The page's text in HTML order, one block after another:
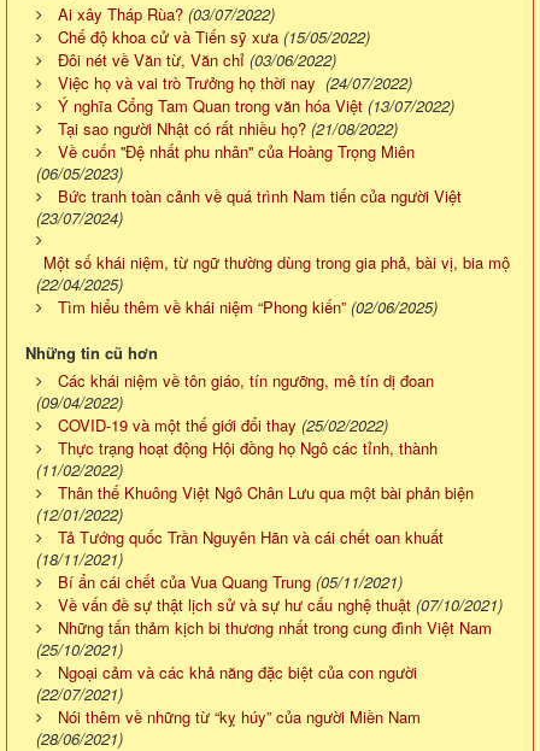
Ai xây Tháp Rùa? (03/07/2022)
Chế độ khoa cử và Tiến sỹ xưa (15/05/2022)
Đôi nét về Văn từ, Văn chỉ (03/06/2022)
Việc họ và vai trò Trưởng họ thời nay (24/07/2022)
Ý nghĩa Cổng Tam Quan trong văn hóa Việt (13/07/2022)
Tại sao người Nhật có rất nhiều họ? (21/08/2022)
Về cuốn ''Đệ nhất phu nhân'' của Hoàng Trọng Miên
(06/05/2023)
Bức tranh toàn cảnh về quá trình Nam tiến của người Việt
(23/07/2024)
Một số khái niệm, từ ngữ thường dùng trong gia phả, bài vị, bia mộ
(22/04/2025)
Tìm hiểu thêm về khái niệm “Phong kiến” (02/06/2025)
Những tin cũ hơn
Các khái niệm về tôn giáo, tín ngưỡng, mê tín dị đoan
(09/04/2022)
COVID-19 và một thế giới đổi thay (25/02/2022)
Thực trạng hoạt động Hội đồng họ Ngô các tỉnh, thành
(11/02/2022)
Thân thế Khuông Việt Ngô Chân Lưu qua một bài phản biện
(12/01/2022)
Tả Tướng quốc Trần Nguyên Hãn và cái chết oan khuất
(18/11/2021)
Bí ẩn cái chết của Vua Quang Trung (05/11/2021)
Về vấn đề sự thật lịch sử và sự hư cấu nghệ thuật (07/10/2021)
Những tấn thảm kịch bi thương nhất trong cung đình Việt Nam
(25/10/2021)
Ngoại cảm và các khả năng đặc biệt của con người
(22/07/2021)
Nói thêm về những từ “kỵ húy” của người Miền Nam
(28/06/2021)